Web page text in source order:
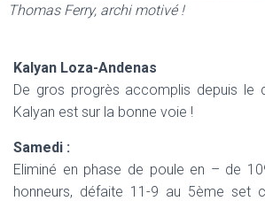
Thomas Ferry, archi motivé !
Kalyan Loza-Andenas
De gros progrès accomplis depuis le
Kalyan est sur la bonne voie !
Samedi :
Eliminé en phase de poule en – de
honneurs, défaite 11-9 au 5ème set